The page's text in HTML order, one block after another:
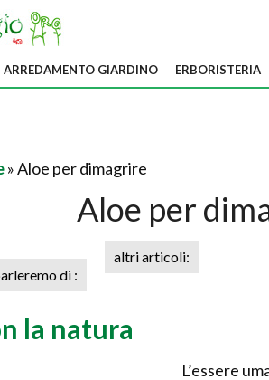
ARREDAMENTO GIARDINO ERBORISTERIA
» Aloe per dimagrire
Aloe per
di :
altri articoli:
la natura
L’essere